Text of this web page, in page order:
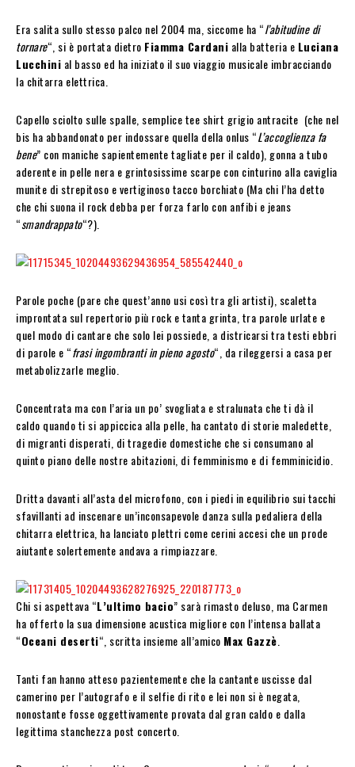
Era salita sullo stesso palco nel 2004 ma, siccome ha “l’abitudine di
tornare“, si è portata dietro Fiamma Cardani alla batteria e Luciana
Lucchini al basso ed ha iniziato il suo viaggio musicale imbracciando
la chitarra elettrica.
Capello sciolto sulle spalle, semplice tee shirt grigio antracite (che nel
bis ha abbandonato per indossare quella della onlus “L’accoglienza fa
bene” con maniche sapientemente tagliate per il caldo), gonna a tubo
aderente in pelle nera e grintosissime scarpe con cinturino alla caviglia
munite di strepitoso e vertiginoso tacco borchiato (Ma chi l’ha detto
che chi suona il rock debba per forza farlo con anfibi e jeans
“smandrappato“?).
Parole poche (pare che quest’anno usi così tra gli artisti), scaletta
improntata sul repertorio più rock e tanta grinta, tra parole urlate e
quel modo di cantare che solo lei possiede, a districarsi tra testi ebbri
di parole e “frasi ingombranti in pieno agosto“, da rileggersi a casa per
metabolizzarle meglio.
Concentrata ma con l’aria un po’ svogliata e stralunata che ti dà il
caldo quando ti si appiccica alla pelle, ha cantato di storie maledette,
di migranti disperati, di tragedie domestiche che si consumano al
quinto piano delle nostre abitazioni, di femminismo e di femminicidio.
Dritta davanti all’asta del microfono, con i piedi in equilibrio sui tacchi
sfavillanti ad inscenare un’inconsapevole danza sulla pedaliera della
chitarra elettrica, ha lanciato plettri come cerini accesi che un prode
aiutante solertemente andava a rimpiazzare.
Chi si aspettava “L’ultimo bacio” sarà rimasto deluso, ma Carmen
ha offerto la sua dimensione acustica migliore con l’intensa ballata
“Oceani deserti“, scritta insieme all’amico Max Gazzè
Tanti fan hanno atteso pazientemente che la cantante uscisse dal
camerino per l’autografo e il selfie di rito e lei non si è negata,
nonostante fosse oggettivamente provata dal gran caldo e dalla
legittima stanchezza post concerto.